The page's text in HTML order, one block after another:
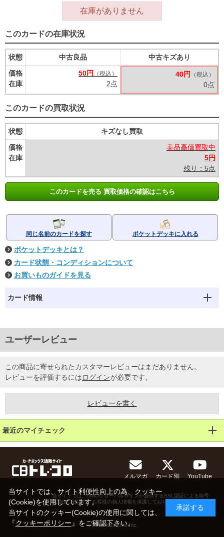
在庫がありません
このカードの在庫状況
状態
価格
在庫
中古良品
50円
（税込）
2点
中古キズあり
40円 （税込）
0点
このカードの買取状況
状態
価格
在庫
キズなし買取
美品高価買取中
5円
残り：5点
このカードを売る 買取価格の確認はこちら
同じ名前のカードを探す ポケットデッキに入れる
ポケットデッキとは？
カード状態・コンディションについて
お買いものガイドを見る
カード情報
ユーザーレビュー
この商品に寄せられたカスタマーレビューはまだありません。
レビューを評価するにはログインが必要です。
レビューを書く
最近のマイチェック
メルマガ カード別 YouTube
当サイトでは、GMOグローバルサインが提供するSSL認証による暗号
化通信に対応し、お客様の個人情報を保護しております。
© 2013 NextOne Inc.
当サイトでは、サイト利便性向上の為、クッキー
(Cookie)を使用しています。
当サイトのクッキー(Cookie)の使用に関しては、
『クッキーポリシー』をご確認下さい。
承諾する